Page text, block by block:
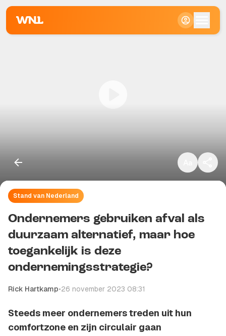
Stand van Nederland
Ondernemers gebruiken afval als
duurzaam alternatief, maar hoe
toegankelijk is deze
ondernemingsstrategie?
Rick Hartkamp•26 november 2023 08:31
Steeds meer ondernemers treden uit hun
comfortzone en zijn circulair gaan